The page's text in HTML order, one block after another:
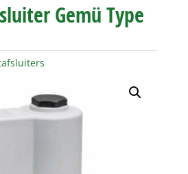
Gemü Type